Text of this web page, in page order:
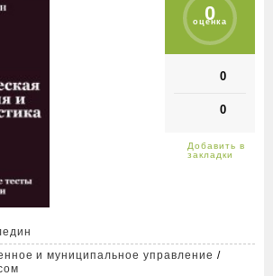
0
оценка
0
0
и муниципальное управление /